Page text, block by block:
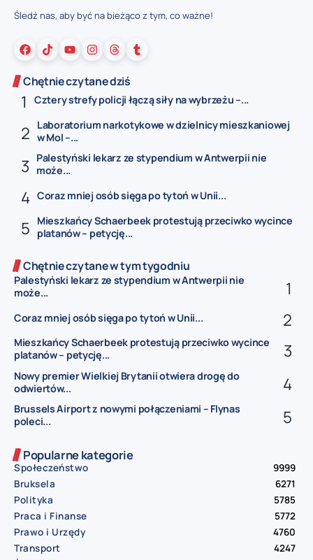
Śledź nas, aby być na bieżąco z tym, co ważne!
Chętnie czytane dziś
Cztery strefy policji łączą siły na wybrzeżu –...
Laboratorium narkotykowe w dzielnicy mieszkaniowej
w Mol –...
Palestyński lekarz ze stypendium w Antwerpii nie
może...
Coraz mniej osób sięga po tytoń w Unii...
Mieszkańcy Schaerbeek protestują przeciwko wycince
platanów – petycję...
Chętnie czytane w tym tygodniu
Palestyński lekarz ze stypendium w Antwerpii nie
może...
Coraz mniej osób sięga po tytoń w Unii...
Mieszkańcy Schaerbeek protestują przeciwko wycince
platanów – petycję...
Nowy premier Wielkiej Brytanii otwiera drogę do
odwiertów...
Brussels Airport z nowymi połączeniami – Flynas
poleci...
Popularne kategorie
Społeczeństwo
9999
Bruksela
6271
Polityka
5785
Praca i Finanse
5772
Prawo i Urzędy
4760
Transport
4247